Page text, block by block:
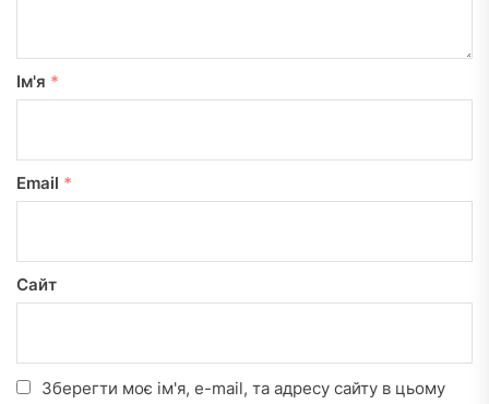
Ім'я *
Email *
Сайт
Зберегти моє ім'я, e-mail, та адресу сайту в цьому